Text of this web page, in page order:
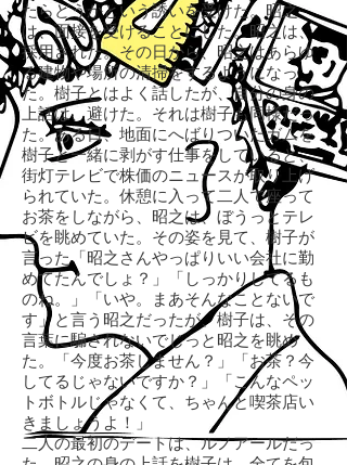
たらどうかという誘いを受けた。昭之
は、面接を受けることにした。昭之は、
採用された。その日から、昭之はあらゆ
る建物や場所の清掃をするようになっ
た。樹子とはよく話したが、自分の身の
上話は、避けた。それは樹子も同様だっ
た。ある日、地面にへばりついたガムを
樹子と一緒に剥がす仕事をしていると、
街灯テレビで株価のニュースが取り上げ
られていた。休憩に入って二人で座って
お茶をしながら、昭之は、ぼうっとテレ
ビを眺めていた。その姿を見て、樹子が
言った「昭之さんやっぱりいい会社に勤
めてたんでしょ？」「しっかりしてるも
のね。」「いや。まあそんなことないで
す」と言う昭之だったが、樹子は、その
言葉に騙されないでじっと昭之を眺め
た。「今度お茶しません？」「お茶？今
してるじゃないですか？」「こんなペッ
トボトルじゃなくて、ちゃんと喫茶店い
きましょうよ！」
二人の最初のデートは、ルノアールだっ